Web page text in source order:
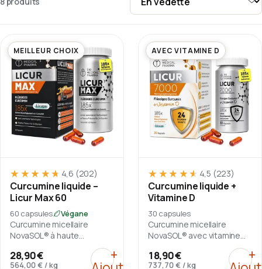
Trier par
MEILLEUR CHOIX
★★★★★
★★★★★ 4,6 (202)
Curcumine liquide –
Licur Max 60
60 capsules Végane
Curcumine micellaire
NovaSOL® à haute
concentration en gélules
Licaps®.
28,90 €
564,00 € /kg
+
:Curcumine liquide – Licur
AVEC VITAMINE D
★★★★★
★★★★★ 4,5 (223)
Curcumine liquide +
Vitamine D
30 capsules
Curcumine micellaire
NovaSOL® avec vitamine
18,90 €
737,70 € /kg
+
: